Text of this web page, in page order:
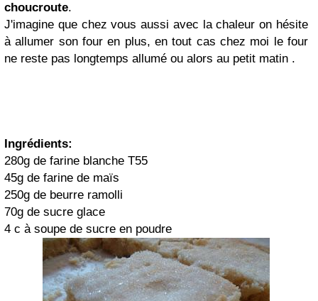
choucroute.
J'imagine que chez vous aussi avec la chaleur on hésite
à allumer son four en plus, en tout cas chez moi le four
ne reste pas longtemps allumé ou alors au petit matin .
Ingrédients:
280g de farine blanche T55
45g de farine de maïs
250g de beurre ramolli
70g de sucre glace
4 c à soupe de sucre en poudre